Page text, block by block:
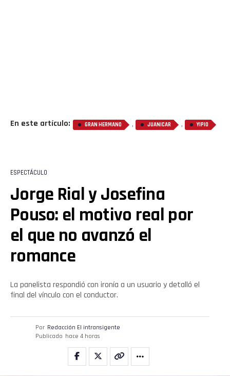
En este artículo: GRAN HERMANO , JUANICAR , YIPIO
ESPECTÁCULO
Jorge Rial y Josefina
Pouso: el motivo real por
el que no avanzó el
romance
La panelista respondió con ironía a un usuario y detalló el
final del vínculo con el conductor.
Por Redacción El intransigente
Publicado hace 4 horas